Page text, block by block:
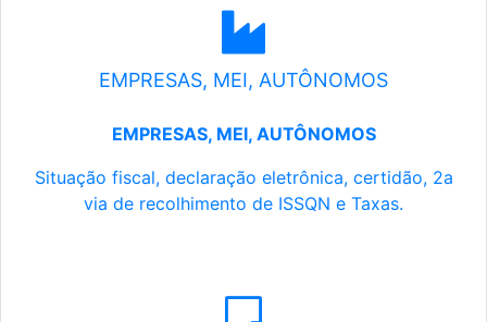
EMPRESAS, MEI, AUTÔNOMOS
EMPRESAS, MEI, AUTÔNOMOS
Situação fiscal, declaração eletrônica, certidão, 2a
via de recolhimento de ISSQN e Taxas.